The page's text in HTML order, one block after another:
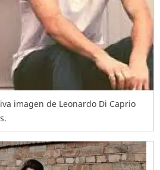
imagen de Leonardo Di Caprio